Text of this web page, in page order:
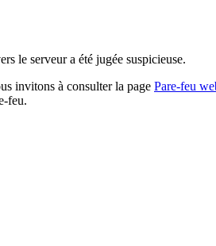
le serveur a été jugée suspicieuse.
invitons à consulter la page Pare-feu
feu.